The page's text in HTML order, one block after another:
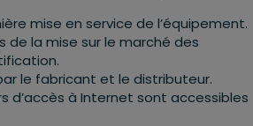
mise en service de l’équipement.
de la mise sur le marché des
le fabricant et le distributeur.
d’accès à Internet sont accessibles